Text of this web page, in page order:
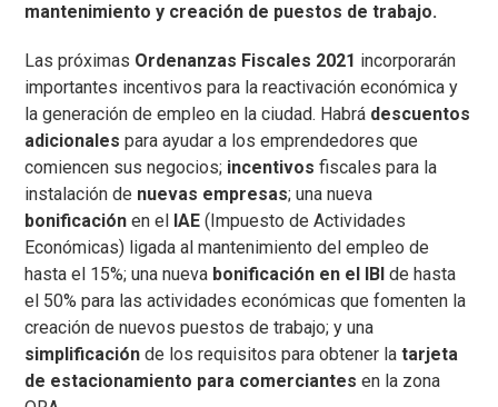
mantenimiento y creación de puestos de trabajo.
Las próximas Ordenanzas Fiscales 2021 incorporarán
importantes incentivos para la reactivación económica y
la generación de empleo en la ciudad. Habrá descuentos
adicionales para ayudar a los emprendedores que
comiencen sus negocios; incentivos fiscales para la
instalación de nuevas empresas; una nueva
bonificación en el IAE (Impuesto de Actividades
Económicas) ligada al mantenimiento del empleo de
hasta el 15%; una nueva bonificación en el IBI de hasta
el 50% para las actividades económicas que fomenten la
creación de nuevos puestos de trabajo; y una
simplificación de los requisitos para obtener latarjeta
de estacionamiento para comerciantes en la zona